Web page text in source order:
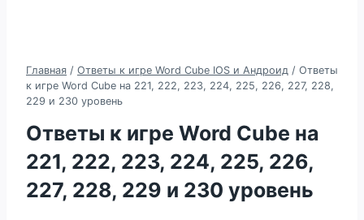
Главная / Ответы к игре Word Cube IOS и Андроид / Ответы
к игре Word Cube на 221, 222, 223, 224, 225, 226, 227, 228,
229 и 230 уровень
Ответы к игре Word Cube на
221, 222, 223, 224, 225, 226,
227, 228, 229 и 230 уровень